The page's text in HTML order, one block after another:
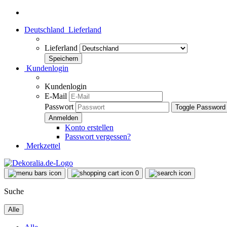
Deutschland Lieferland
Lieferland
Kundenlogin
Kundenlogin
E-Mail
Passwort
Toggle
Konto erstellen
Passwort vergessen?
Merkzettel
0
Suche
Alle